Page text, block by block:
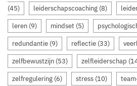
(45) leiderschapscoaching (8)
leren (9) mindset (5)
redundantie (9) reflectie (33)
zelfbewustzijn (53) zelfleiderschap
zelfregulering (6) stress (10)